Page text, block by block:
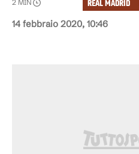
14 febbraio 2020, 10:46
2 MIN REAL MADRID